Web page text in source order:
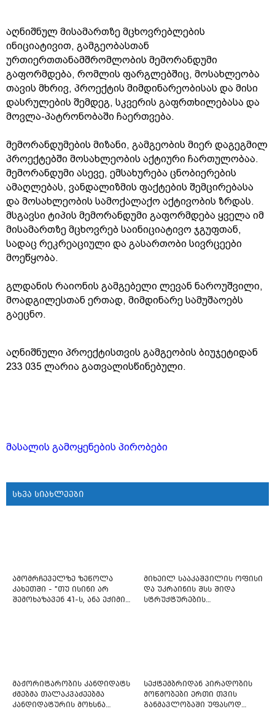
აღნიშნულ მისამართზე მცხოვრებლების
ინიციატივით, გამგეობასთან
ურთიერთთანამშრომლობის მემორანდუმი
გაფორმდება, რომლის ფარგლებშიც, მოსახლეობა
თავის მხრივ, პროექტის მიმდინარეობისას და მისი
დასრულების შემდეგ, სკვერის გაფრთხილებასა და
მოვლა-პატრონობაში ჩაერთვება.
მემორანდუმების მიზანი, გამგეობის მიერ დაგეგმილ
პროექტებში მოსახლეობის აქტიური ჩართულობაა.
მემორანდუმი ასევე, ემსახურება ცნობიერების
ამაღლებას, ვანდალიზმის ფაქტების შემცირებასა
და მოსახლეობის სამოქალაქო აქტივობის ზრდას.
მსგავსი ტიპის მემორანდუმი გაფორმდება ყველა იმ
მისამართზე მცხოვრებ საინიციატივო ჯგუფთან,
სადაც რეკრეაციული და გასართობი სივრცეები
მოეწყობა.
გლდანის რაიონის გამგებელი ლევან ნაროუშვილი,
მოადგილესთან ერთად, მიმდინარე სამუშაოებს
გაეცნო.
აღნიშნული პროექტისთვის გამგეობის ბიუჯეტიდან
233 035 ლარია გათვალისწინებული.
მასალის გამოყენების პირობები
სხვა სიახლეები
ამომრჩეველზე ზეწოლა
კახეთში - "თუ ისინი არ
შემოხაზავენ 41-ს, ანა ექიმის
მიხეილ სააკაშვილის ოფისი
და უკრაინის შსს შიდა
სტრუქტურების
მაჟორიტარობის კანდიდატს
ძმებმა თალაკვაძეებმა
კანდიდატურის მოხსნა
სექტემბრიდან პირადობის
მოწმობები ერთი თვის
განმავლობაში უფასოდ